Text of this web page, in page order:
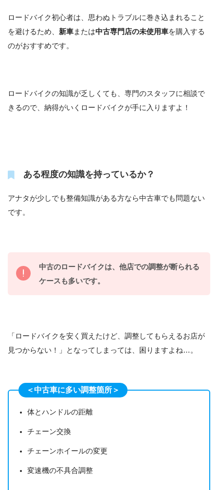
ロードバイク初心者は、思わぬトラブルに巻き込まれること
を避けるため、 新車または中古専門店の未使用車を購入する
のがおすすめです。
ロードバイクの知識が乏しくても、専門のスタッフに相談で
きるので、納得がいくロードバイクが手に入りますよ！
ある程度の知識を持っているか？
アナタが少しでも整備知識がある方なら中古車でも問題ない
です。
中古のロードバイクは、他店での調整が断られる
ケースも多いです。
「ロードバイクを安く買えたけど、調整してもらえるお店が
見つからない！」となってしまっては、困りますよね…。
＜中古車に多い調整箇所＞
体とハンドルの距離
チェーン交換
チェーンホイールの変更
変速機の不具合調整